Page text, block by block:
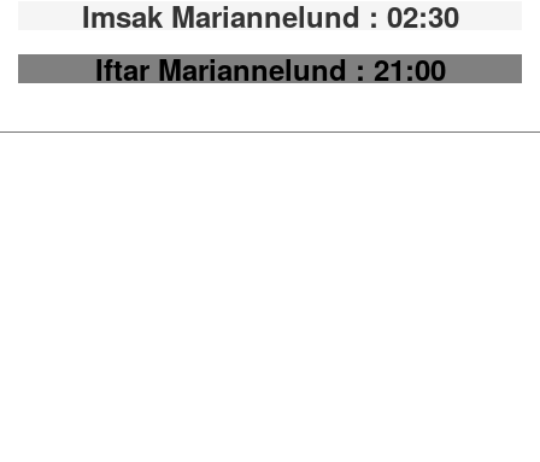
Imsak Mariannelund : 02:30
Iftar Mariannelund: 21:00